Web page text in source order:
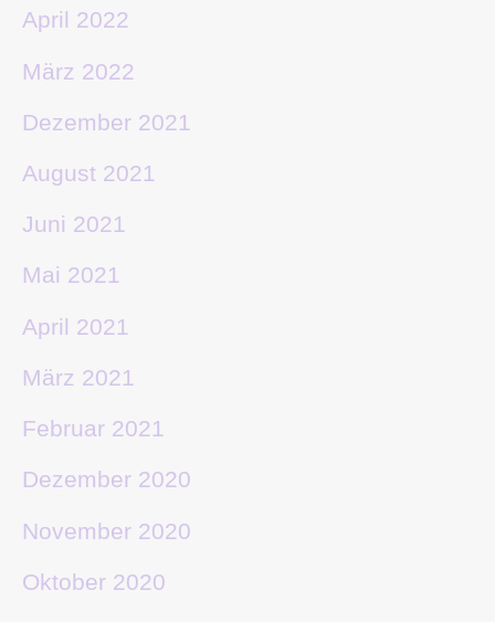
April 2022
März 2022
Dezember 2021
August 2021
Juni 2021
Mai 2021
April 2021
März 2021
Februar 2021
Dezember 2020
November 2020
Oktober 2020